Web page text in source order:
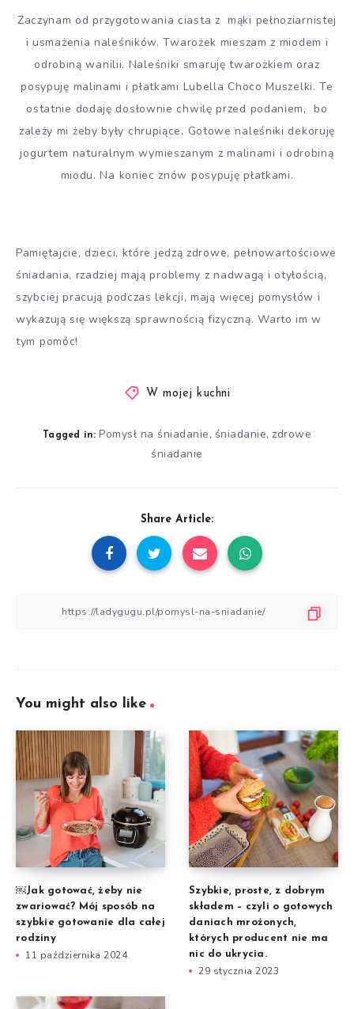
Zaczynam od przygotowania ciasta z mąki pełnoziarnistej
i usmażenia naleśników. Twarożek mieszam z miodem i
odrobiną wanilii. Naleśniki smaruję twarożkiem oraz
posypuję malinami i płatkami Lubella Choco Muszelki. Te
ostatnie dodaję dosłownie chwilę przed podaniem, bo
zależy mi żeby były chrupiące. Gotowe naleśniki dekoruję
jogurtem naturalnym wymieszanym z malinami i odrobiną
miodu. Na koniec znów posypuję płatkami.
Pamiętajcie, dzieci, które jedzą zdrowe, pełnowartościowe
śniadania, rzadziej mają problemy z nadwagą i otyłością,
szybciej pracują podczas lekcji, mają więcej pomysłów i
wykazują się większą sprawnością fizyczną. Warto im w
tym pomóc!
W mojej kuchni
Tagged in: Pomysł na śniadanie, śniadanie, zdrowe
śniadanie
Share Article:
You might also like
￼Jak gotować, żeby nie
zwariować? Mój sposób na
szybkie gotowanie dla całej
rodziny
11 października 2024
Szybkie, proste, z dobrym
składem – czyli o gotowych
daniach mrożonych,
których producent nie ma
nic do ukrycia.
29 stycznia 2023